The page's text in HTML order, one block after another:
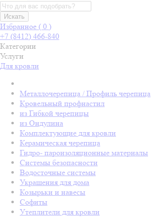
Искать
Избранное ( 0 )
+7 (8412) 466-840
Категории
Услуги
Для кровли
Металлочерепица / Профиль черепица
Кровельный профнастил
из Гибкой черепицы
из Ондулина
Комплектующие для кровли
Керамическая черепица
Гидро- пароизоляционные материалы
Системы безопасности
Водосточные системы
Украшения для дома
Козырьки и навесы
Софиты
Утеплители для кровли